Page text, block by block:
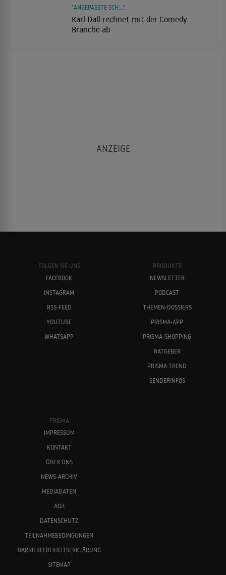
Karl Dall rechnet mit der Comedy-
Branche ab
"ANGEPASSTE SCH...":
FOLGEN SIE UNS
FACEBOOK
INSTAGRAM
RSS-FEED
YOUTUBE
WHATSAPP
PRODUKTE
NEWSLETTER
PODCAST
THEMEN-DOSSIERS
PRISMA-APP
PRISMA-SHOPPING
RATGEBER
PRISMA TREND
SENDERINFOS
PRISMA
IMPRESSUM
KONTAKT
ÜBER UNS
NEWS-ARCHIV
MEDIADATEN
AGB
DATENSCHUTZ
TEILNAHMEBEDINGUNGEN
BARRIEREFREIHEITSERKLÄRUNG
SITEMAP